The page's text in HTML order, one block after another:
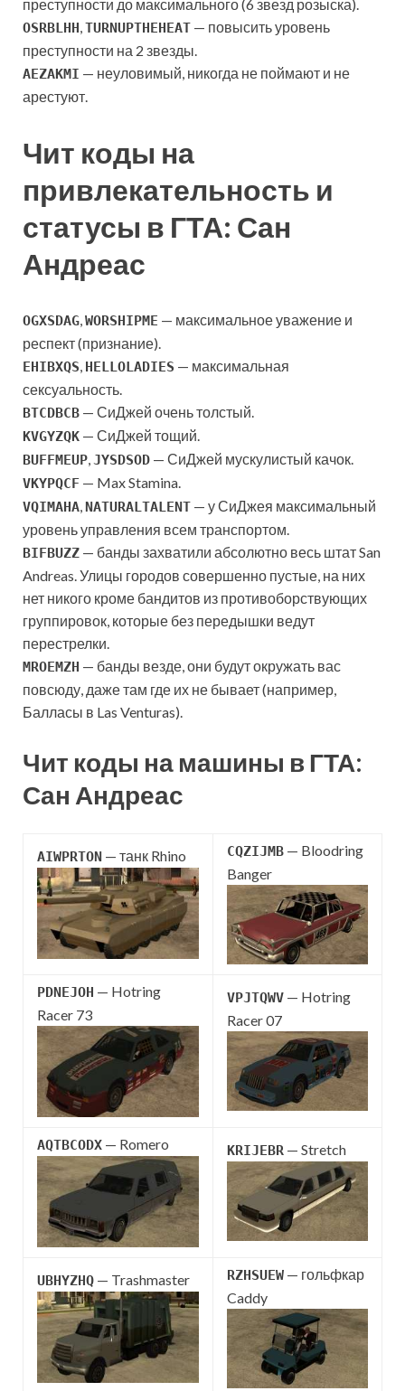
преступности до максимального (6 звезд розыска).
OSRBLHH ,TURNUPTHEHEAT — повысить уровень
преступности на 2 звезды.
AEZAKMI — неуловимый, никогда не поймают и не
арестуют.
Чит коды на
привлекательность и
статусы в ГТА: Сан
Андреас
OGXSDAG,WORSHIPME — максимальное уважение и
респект (признание).
EHIBXQS, HELLOLADIES — максимальная
сексуальность.
BTCDBCB — СиДжей очень толстый.
KVGYZQK — СиДжей тощий.
BUFFMEUP,JYSDSOD — СиДжей мускулистый качок.
VKYPQCF — Max Stamina.
VQIMAHA,NATURALTALENT — у СиДжея максимальный
уровень управления всем транспортом.
BIFBUZZ — банды захватили абсолютно весь штат San
Andreas. Улицы городов совершенно пустые, на них
нет никого кроме бандитов из противоборствующих
группировок, которые без передышки ведут
перестрелки.
MROEMZH — банды везде, они будут окружать вас
повсюду, даже там где их не бывает (например,
Балласы в Las Venturas).
Чит коды на машины в ГТА:
Сан Андреас
AIWPRTON — танк Rhino CQZIJMB — Bloodring
Banger
PDNEJOH — Hotring
Racer 73
VPJTQWV — Hotring
Racer 07
AQTBCODX — Romero KRIJEBR — Stretch
UBHYZHQ — Trashmaster RZHSUEW — гольфкар
Caddy